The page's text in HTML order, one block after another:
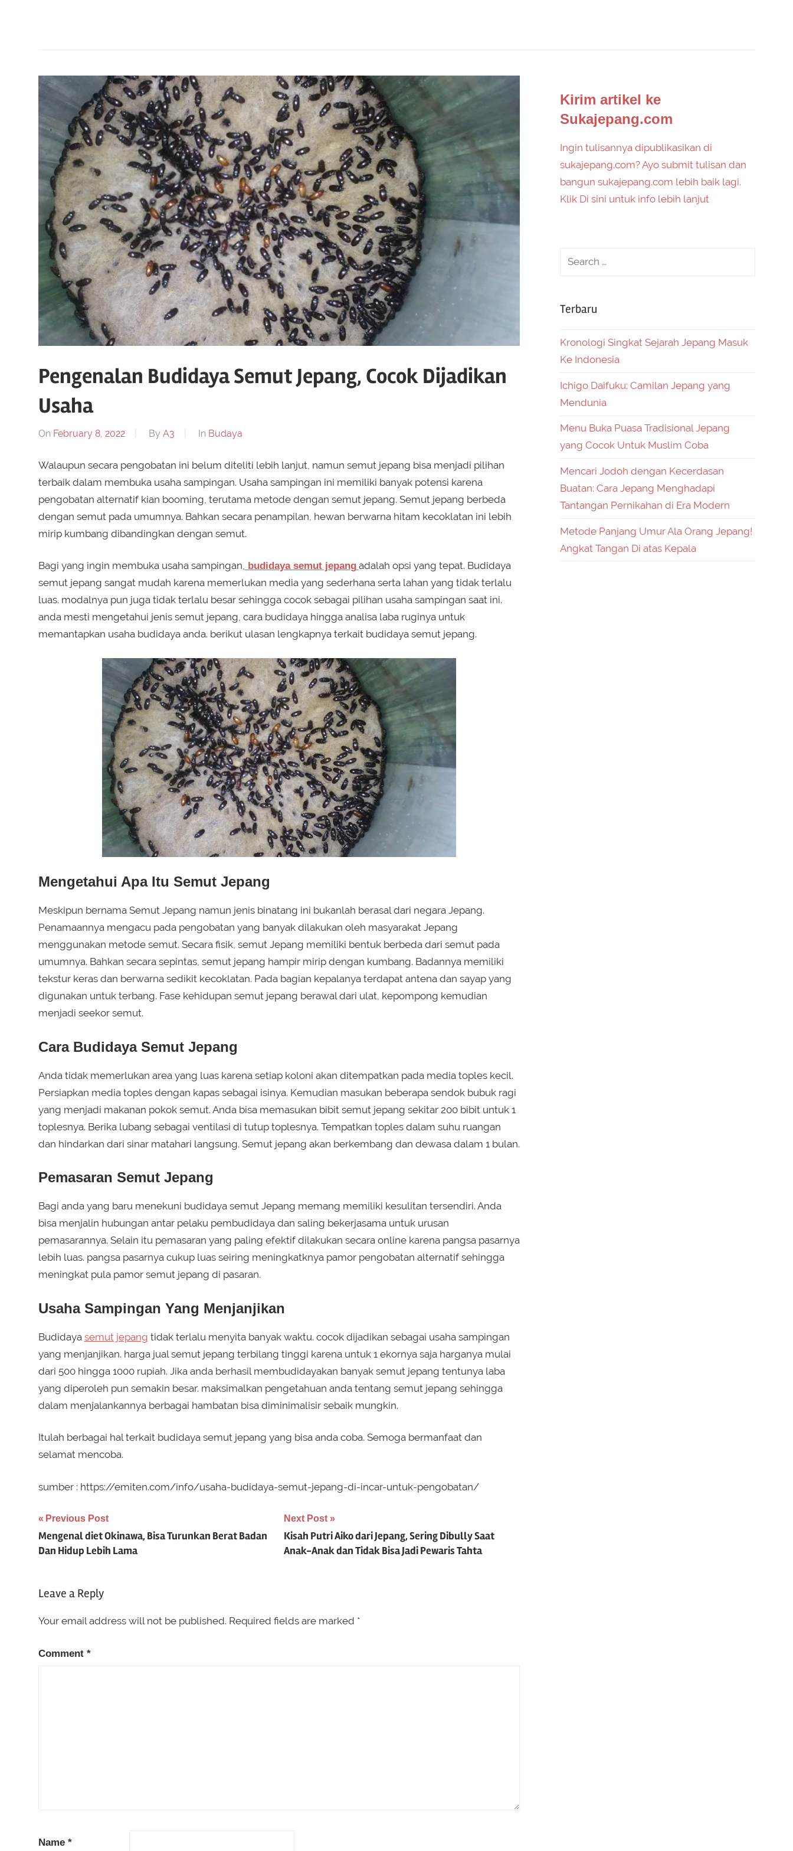
lainnya
seputar
Jepang
Pengenalan Budidaya Semut Jepang, Cocok Dijadikan
Usaha
On February 8, 2022 By A3 In Budaya
Walaupun secara pengobatan ini belum diteliti lebih lanjut, namun semut jepang bisa menjadi pilihan
terbaik dalam membuka usaha sampingan. Usaha sampingan ini memiliki banyak potensi karena
pengobatan alternatif kian booming, terutama metode dengan semut jepang. Semut jepang berbeda
dengan semut pada umumnya. Bahkan secara penampilan, hewan berwarna hitam kecoklatan ini lebih
mirip kumbang dibandingkan dengan semut.
Bagi yang ingin membuka usaha sampingan, budidaya semut jepang adalah opsi yang tepat. Budidaya
semut jepang sangat mudah karena memerlukan media yang sederhana serta lahan yang tidak terlalu
luas. modalnya pun juga tidak terlalu besar sehingga cocok sebagai pilihan usaha sampingan saat ini.
anda mesti mengetahui jenis semut jepang, cara budidaya hingga analisa laba ruginya untuk
memantapkan usaha budidaya anda. berikut ulasan lengkapnya terkait budidaya semut jepang.
Mengetahui Apa Itu Semut Jepang
Meskipun bernama Semut Jepang namun jenis binatang ini bukanlah berasal dari negara Jepang.
Penamaannya mengacu pada pengobatan yang banyak dilakukan oleh masyarakat Jepang
menggunakan metode semut. Secara fisik, semut Jepang memiliki bentuk berbeda dari semut pada
umumnya. Bahkan secara sepintas, semut jepang hampir mirip dengan kumbang. Badannya memiliki
tekstur keras dan berwarna sedikit kecoklatan. Pada bagian kepalanya terdapat antena dan sayap yang
digunakan untuk terbang. Fase kehidupan semut jepang berawal dari ulat, kepompong kemudian
menjadi seekor semut.
Cara Budidaya Semut Jepang
Anda tidak memerlukan area yang luas karena setiap koloni akan ditempatkan pada media toples kecil.
Persiapkan media toples dengan kapas sebagai isinya. Kemudian masukan beberapa sendok bubuk ragi
yang menjadi makanan pokok semut. Anda bisa memasukan bibit semut jepang sekitar 200 bibit untuk 1
toplesnya. Berika lubang sebagai ventilasi di tutup toplesnya. Tempatkan toples dalam suhu ruangan
dan hindarkan dari sinar matahari langsung. Semut jepang akan berkembang dan dewasa dalam 1 bulan.
Pemasaran Semut Jepang
Bagi anda yang baru menekuni budidaya semut Jepang memang memiliki kesulitan tersendiri. Anda
bisa menjalin hubungan antar pelaku pembudidaya dan saling bekerjasama untuk urusan
pemasarannya. Selain itu pemasaran yang paling efektif dilakukan secara online karena pangsa pasarnya
lebih luas. pangsa pasarnya cukup luas seiring meningkatknya pamor pengobatan alternatif sehingga
meningkat pula pamor semut jepang di pasaran.
Usaha Sampingan Yang Menjanjikan
Budidaya semut jepang tidak terlalu menyita banyak waktu. cocok dijadikan sebagai usaha sampingan
yang menjanjikan. harga jual semut jepang terbilang tinggi karena untuk 1 ekornya saja harganya mulai
dari 500 hingga 1000 rupiah. Jika anda berhasil membudidayakan banyak semut jepang tentunya laba
yang diperoleh pun semakin besar. maksimalkan pengetahuan anda tentang semut jepang sehingga
dalam menjalankannya berbagai hambatan bisa diminimalisir sebaik mungkin.
Itulah berbagai hal terkait budidaya semut jepang yang bisa anda coba. Semoga bermanfaat dan
selamat mencoba.
sumber : https://emiten.com/info/usaha-budidaya-semut-jepang-di-incar-untuk-pengobatan/
Post
navigation
Previous Post
Mengenal diet Okinawa, Bisa Turunkan Berat Badan
Dan Hidup Lebih Lama
Next Post
Kisah Putri Aiko dari Jepang, Sering Dibully Saat
Anak-Anak dan Tidak Bisa Jadi Pewaris Tahta
Leave a Reply
Your email address will not be published. Required fields are marked *
Comment *
Name *
Kirim artikel ke
Sukajepang.com
Ingin tulisannya dipublikasikan di
sukajepang.com? Ayo submit tulisan dan
bangun sukajepang.com lebih baik lagi.
Klik Di sini untuk info lebih lanjut
Terbaru
Kronologi Singkat Sejarah Jepang Masuk
Ke Indonesia
Ichigo Daifuku: Camilan Jepang yang
Mendunia
Menu Buka Puasa Tradisional Jepang
yang Cocok Untuk Muslim Coba
Mencari Jodoh dengan Kecerdasan
Buatan: Cara Jepang Menghadapi
Tantangan Pernikahan di Era Modern
Metode Panjang Umur Ala Orang Jepang!
Angkat Tangan Di atas Kepala